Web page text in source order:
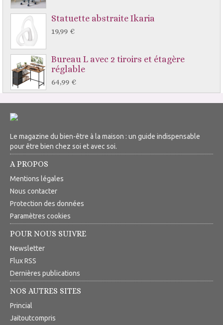
Statuette abstraite Ikaria
19,99 €
Bureau L avec 2 tiroirs et étagère
réglable
64,99 €
Le magazine du bien-être à la maison : un guide indispensable
pour être bien chez soi et avec soi.
A PROPOS
Mentions légales
Nous contacter
Protection des données
Paramètres cookies
POUR NOUS SUIVRE
Newsletter
Flux RSS
Dernières publications
NOS AUTRES SITES
Princial
Jaitoutcompris